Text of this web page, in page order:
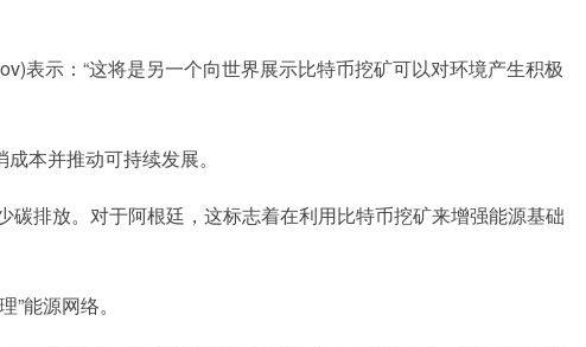
表示：“这将是另一个向世界展示比特币挖矿可以对环境产生积极
本并推动可持续发展。
排放。对于阿根廷，这标志着在利用比特币挖矿来增强能源基础
能源网络。